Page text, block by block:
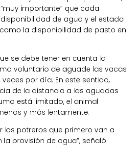
importante” que cada
de agua y el estado
la disponibilidad de pasto en
se debe tener en cuenta la
voluntario de aguade las vacas
por día. En este sentido,
de la distancia a las aguadas
está limitado, el animal
y más lentamente.
los potreros que primero van a
provisión de agua”, señaló